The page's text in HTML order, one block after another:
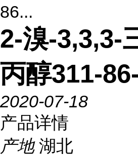
86...
2-溴-3,3,3-
丙醇311-
2020-07-18
产品详情
产地 湖北